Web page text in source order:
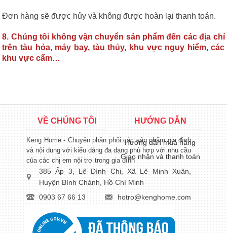
Đơn hàng sẽ được hủy và không được hoàn lại thanh toán.
8. Chúng tôi không vận chuyển sản phẩm đến các địa chỉ
trên tàu hỏa, máy bay, tàu thủy, khu vực nguy hiểm, các
khu vực cấm…
VỀ CHÚNG TÔI
Keng Home - Chuyên phân phối các sản phẩm gia đình
và nội dung với kiểu dáng đa dạng phù hợp với nhu cầu
của các chị em nội trợ trong gia đình
385 Ấp 3, Lê Đình Chi, Xã Lê Minh Xuân,
Huyện Bình Chánh, Hồ Chí Minh
0903 67 66 13
hotro@kenghome.com
HƯỚNG DẪN
Hướng dẫn mua hàng
Giao nhận và thanh toán